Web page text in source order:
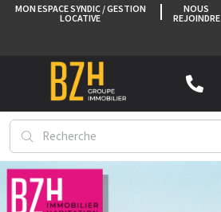
MON ESPACE SYNDIC / GESTION
LOCATIVE
NOUS
REJOINDRE